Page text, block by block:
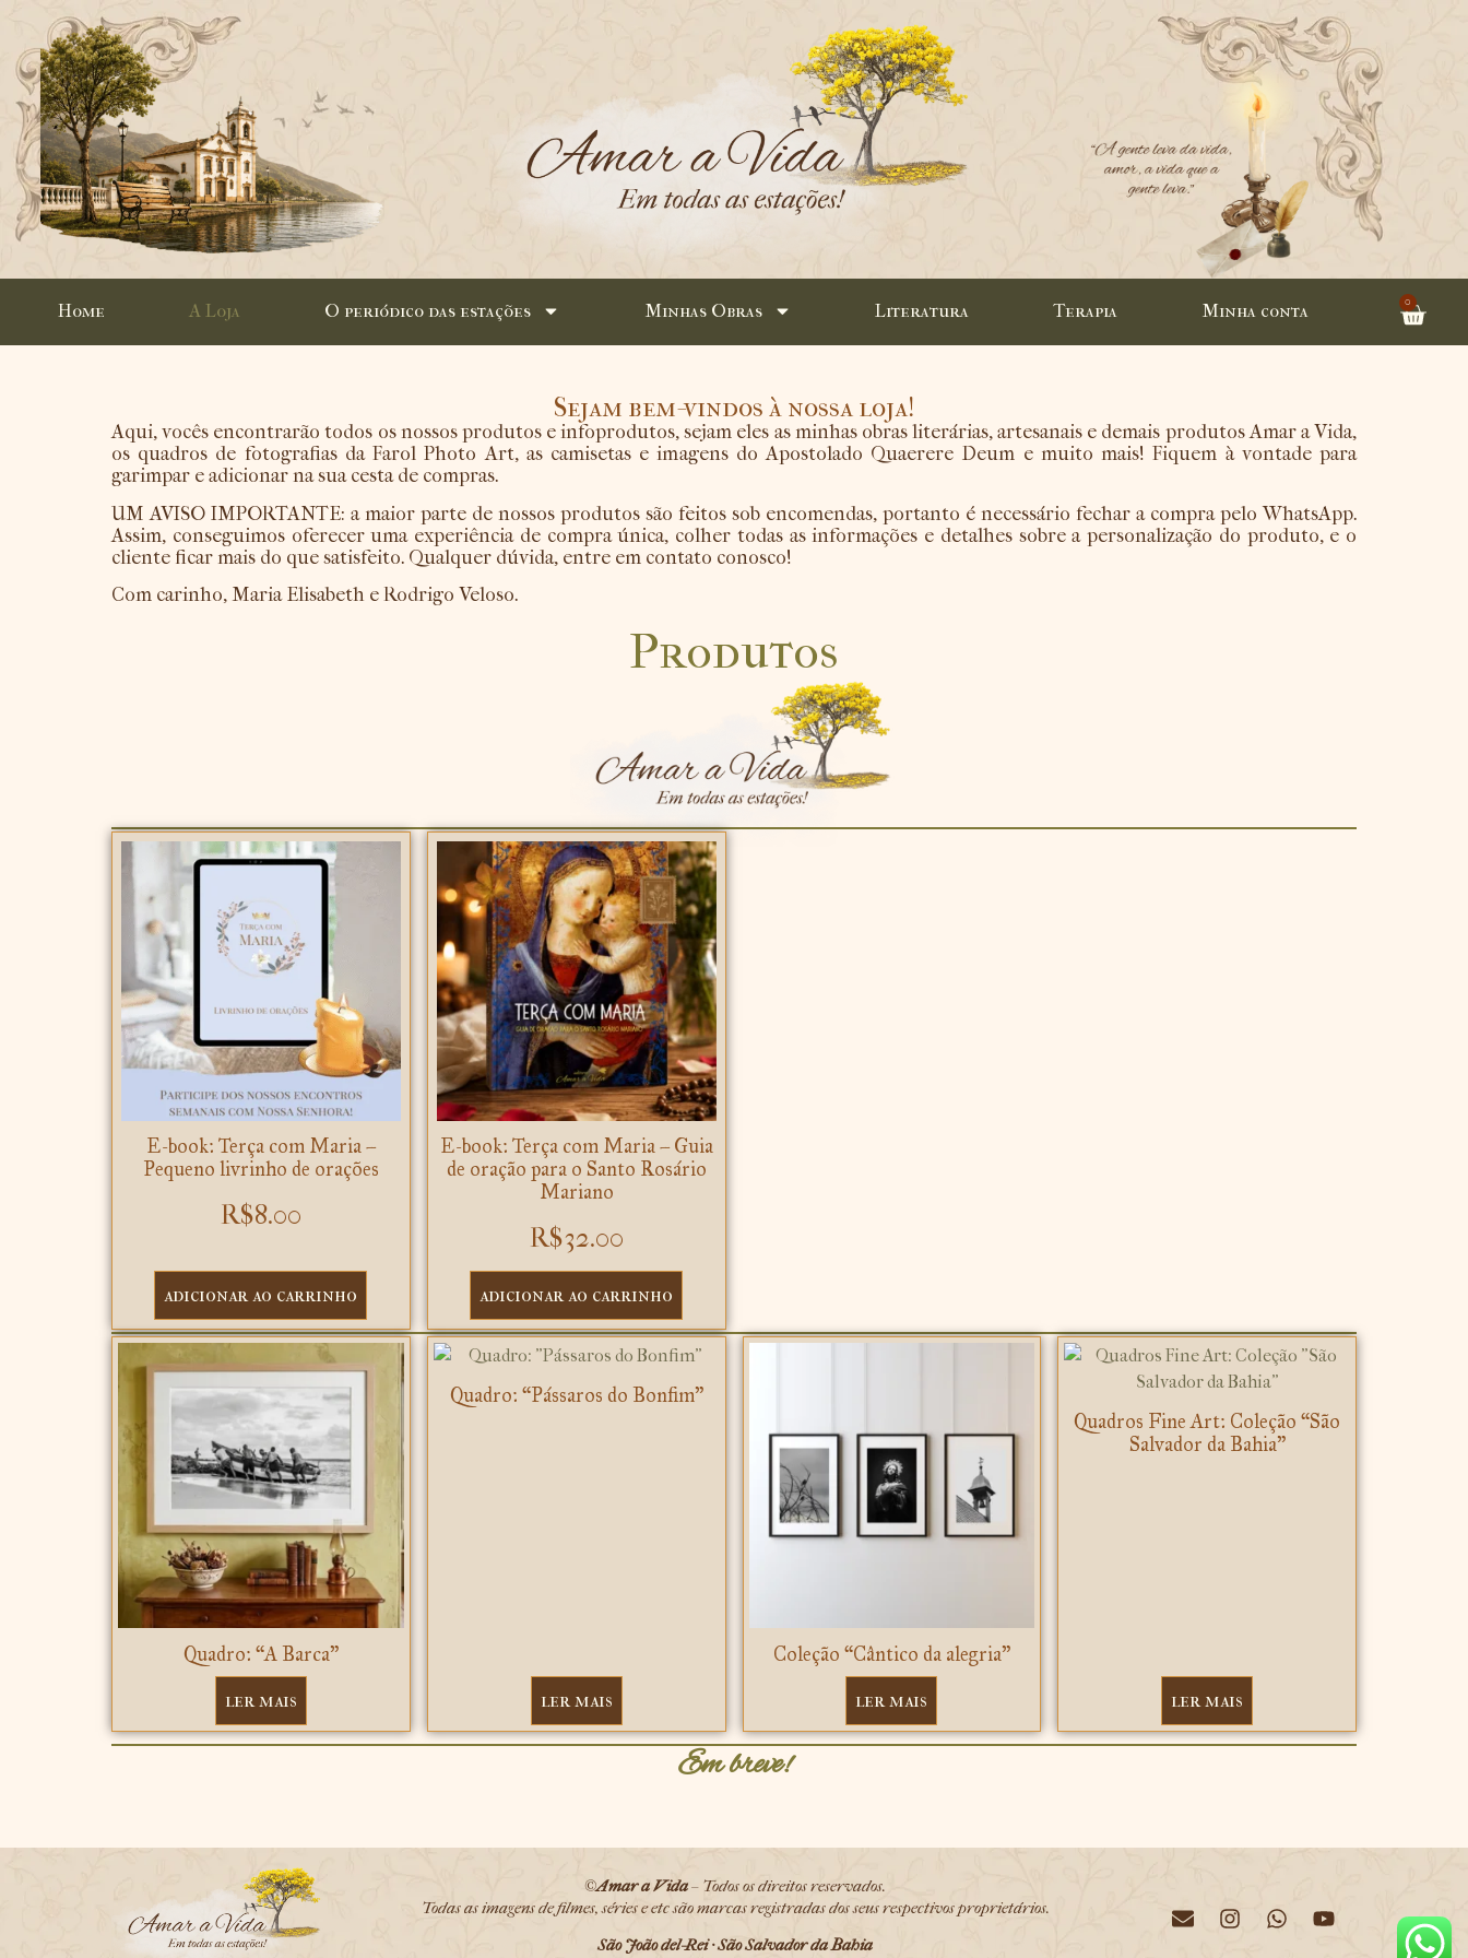
Home A Loja O periódico das estações Minhas Obras Literatura Terapia Minha conta 0
Sejam bem-vindos à nossa loja!
Aqui, vocês encontrarão todos os nossos produtos e infoprodutos, sejam eles as minhas obras literárias, artesanais e demais produtos Amar a Vida,
os quadros de fotografias da Farol Photo Art, as camisetas e imagens do Apostolado Quaerere Deum e muito mais! Fiquem à vontade para
garimpar e adicionar na sua cesta de compras.
UM AVISO IMPORTANTE: a maior parte de nossos produtos são feitos sob encomendas, portanto é necessário fechar a compra pelo WhatsApp.
Assim, conseguimos oferecer uma experiência de compra única, colher todas as informações e detalhes sobre a personalização do produto, e o
cliente ficar mais do que satisfeito. Qualquer dúvida, entre em contato conosco!
Com carinho, Maria Elisabeth e Rodrigo Veloso.
Produtos
E-book: Terça com Maria –
Pequeno livrinho de orações
R$8.00
adicionar ao carrinho
E-book: Terça com Maria – Guia
de oração para o Santo Rosário
Mariano
R$32.00
adicionar ao carrinho
Quadro: “A Barca”
ler mais
Quadro: “Pássaros do Bonfim”
ler mais
Coleção “Cântico da alegria”
ler mais
Quadros Fine Art: Coleção “São
Salvador da Bahia”
ler mais
Em breve!
©Amar a Vida– Todos os direitos reservados.
Todas as imagens de filmes, séries e etc são marcas registradas dos seus respectivos proprietários.
São João del-Rei · São Salvador da Bahia